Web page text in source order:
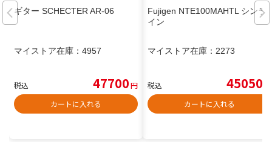
ギター SCHECTER AR-06
マイストア在庫： 4957
税込 47700円
カートに入れる
Fujigen NTE100MAHTL シンラ
イン
マイストア在庫： 2273
税込 45050
カートに入れる